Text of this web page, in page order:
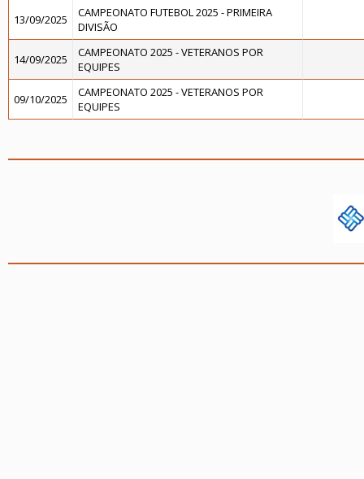
13/09/2025
CAMPEONATO FUTEBOL 2025 - PRIMEIRA
DIVISÃO
14/09/2025
CAMPEONATO 2025 - VETERANOS POR
EQUIPES
09/10/2025
CAMPEONATO 2025 - VETERANOS POR
EQUIPES